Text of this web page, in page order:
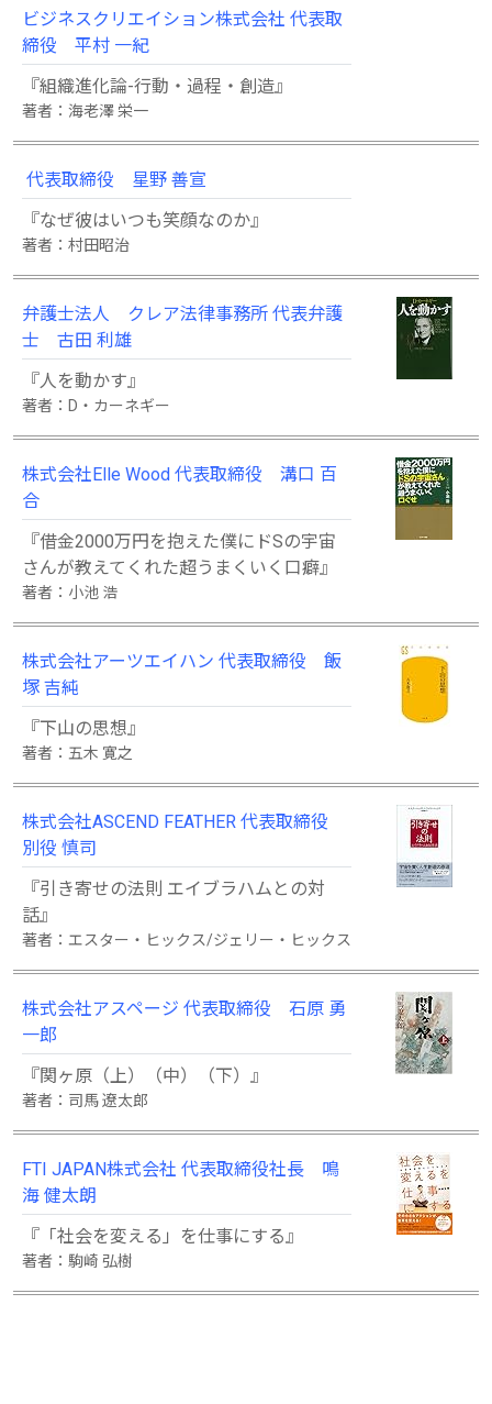
ビジネスクリエイション株式会社 代表取
締役 平村 一紀
『組織進化論-行動・過程・創造』
著者：海老澤 栄一
代表取締役 星野 善宣
『なぜ彼はいつも笑顔なのか』
著者：村田昭治
弁護士法人 クレア法律事務所 代表弁護
士 古田 利雄
『人を動かす』
著者：D・カーネギー
株式会社Elle Wood 代表取締役 溝口 百
合
『借金2000万円を抱えた僕にドSの宇宙
さんが教えてくれた超うまくいく口癖』
著者：小池 浩
株式会社アーツエイハン 代表取締役 飯
塚 吉純
『下山の思想』
著者：五木 寛之
株式会社ASCEND FEATHER 代表取締役
別役 慎司
『引き寄せの法則 エイブラハムとの対
話』
著者：エスター・ヒックス/ジェリー・ヒックス
株式会社アスページ 代表取締役 石原 勇
一郎
『関ヶ原（上）（中）（下）』
著者：司馬 遼太郎
FTI JAPAN株式会社 代表取締役社長 鳴
海 健太朗
『「社会を変える」を仕事にする』
著者：駒崎 弘樹